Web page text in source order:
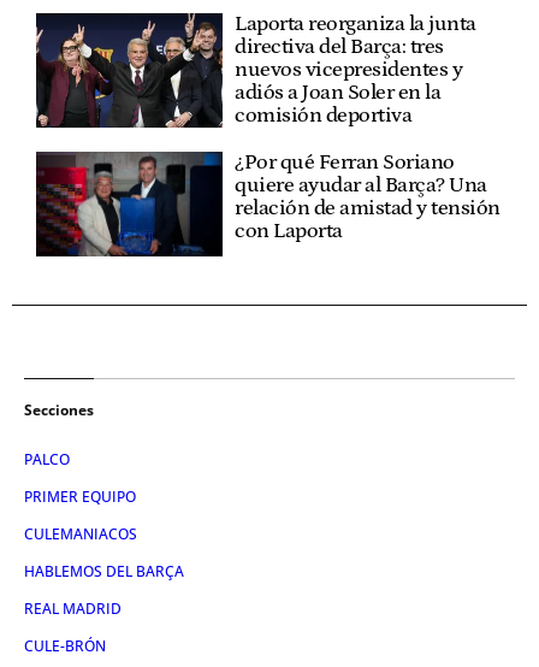
Laporta reorganiza la junta
directiva del Barça: tres
nuevos vicepresidentes y
adiós a Joan Soler en la
comisión deportiva
¿Por qué Ferran Soriano
quiere ayudar al Barça? Una
relación de amistad y tensión
con Laporta
Secciones
PALCO
PRIMER EQUIPO
CULEMANIACOS
HABLEMOS DEL BARÇA
REAL MADRID
CULE-BRÓN